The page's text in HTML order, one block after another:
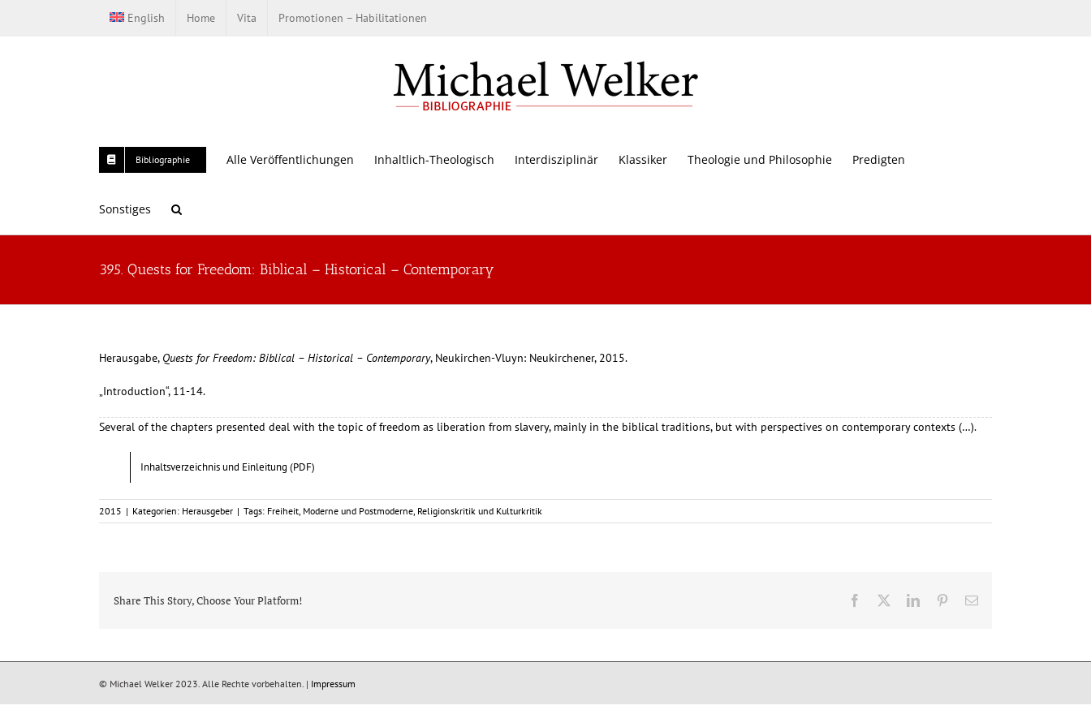
English Home Vita Promotionen – Habilitationen
Bibliographie Alle Veröffentlichungen Inhaltlich-Theologisch Interdisziplinär Klassiker Theologie und Philosophie Predigten
Sonstiges
395. Quests for Freedom: Biblical – Historical – Contemporary
Herausgabe, Quests for Freedom: Biblical – Historical – Contemporary, Neukirchen-Vluyn: Neukirchener, 2015.
„Introduction“, 11-14.
Several of the chapters presented deal with the topic of freedom as liberation from slavery, mainly in the biblical traditions, but with perspectives on contemporary contexts (…).
Inhaltsverzeichnis und Einleitung (PDF)
2015 | Kategorien: Herausgeber | Tags: Freiheit, Moderne und Postmoderne, Religionskritik und Kulturkritik
Share This Story, Choose Your Platform! Facebook LinkedInPinterest
E-
© Michael Welker 2023. Alle Rechte vorbehalten. | Impressum